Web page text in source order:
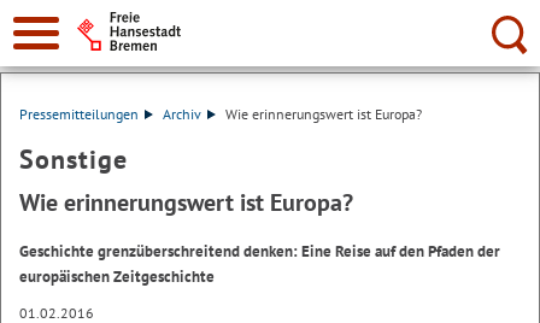
Suche:
Pressemitteilungen Archiv Wie erinnerungswert ist Europa?
Sonstige
Wie erinnerungswert ist Europa?
Geschichte grenzüberschreitend denken: Eine Reise auf den Pfaden der
europäischen Zeitgeschichte
01.02.2016